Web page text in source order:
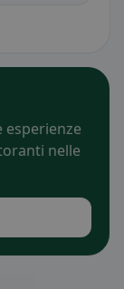
esperienze
nelle